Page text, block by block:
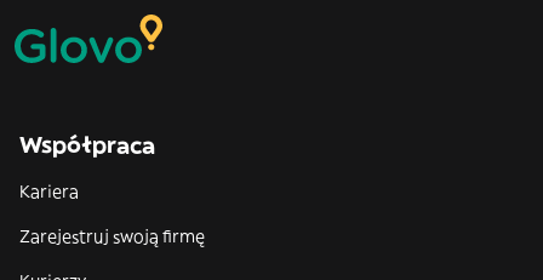
Współpraca
Kariera
Zarejestruj swoją firmę